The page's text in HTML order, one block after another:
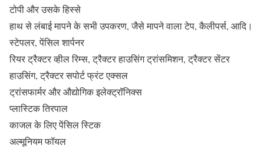
टोपी और उसके हिस्से
हाथ से लंबाई मापने के सभी उपकरण, जैसे मापने वाला टेप, कैलीपर्स, आदि।
स्टेपलर, पेंसिल शार्पनर
रियर ट्रैक्टर व्हील रिम्स, ट्रैक्टर हाउसिंग ट्रांसमिशन, ट्रैक्टर सेंटर
हाउसिंग, ट्रैक्टर सपोर्ट फ्रंट एक्सल
ट्रांसफार्मर और औद्योगिक इलेक्ट्रॉनिक्स
प्लास्टिक तिरपाल
काजल के लिए पेंसिल स्टिक
अल्मूनियम फॉयल